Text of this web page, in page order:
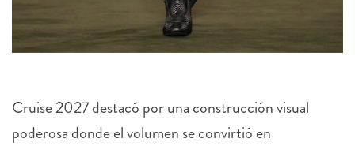
Cruise 2027 destacó por una construcción visual
poderosa donde el volumen se convirtió en